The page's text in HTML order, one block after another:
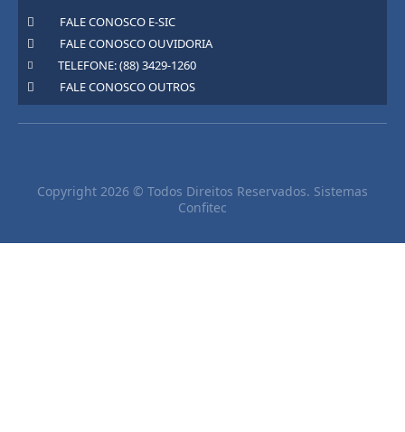
FALE CONOSCO E-SIC
FALE CONOSCO OUVIDORIA
TELEFONE: (88) 3429-1260
FALE CONOSCO OUTROS
Copyright 2026 © Todos Direitos Reservados. Sistemas
Confitec